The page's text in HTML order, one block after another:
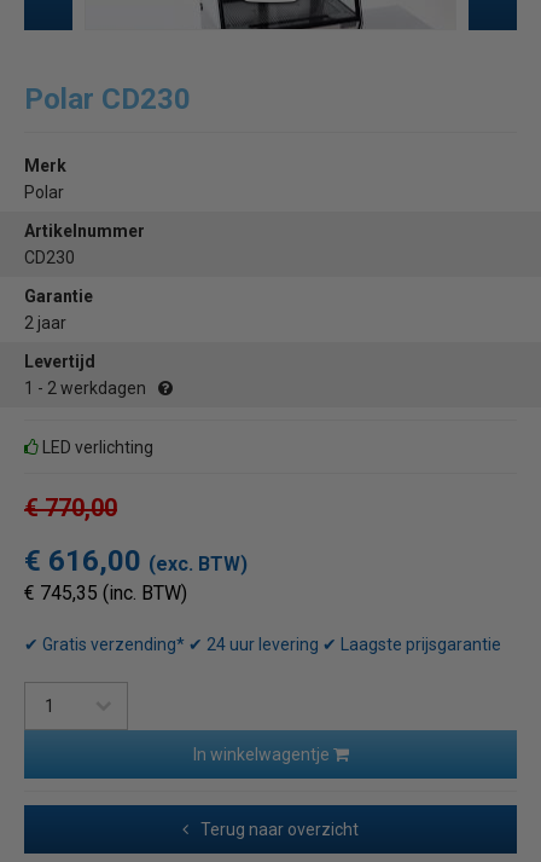
Polar CD230
Merk
Polar
Artikelnummer
CD230
Garantie
2 jaar
Levertijd
1 - 2 werkdagen
LED verlichting
€ 770,00
€ 616,00 (exc. BTW)
€ 745,35 (inc. BTW)
✔ Gratis verzending* ✔ 24 uur levering ✔ Laagste prijsgarantie
In winkelwagentje
Terug naar overzicht